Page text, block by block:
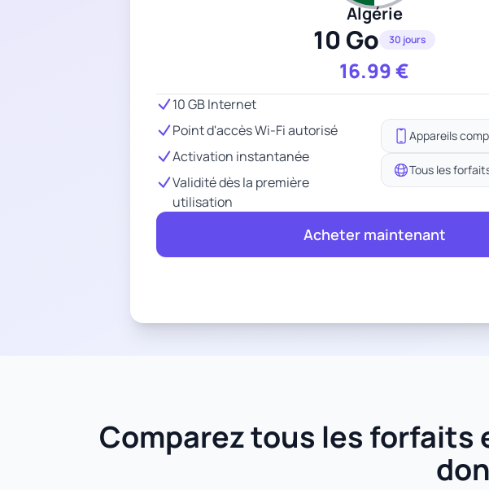
Algérie
10 Go 30 jours
16.99€
10 GB Internet
Point d'accès Wi-Fi autorisé
Activation instantanée
Validité dès la première
utilisation
Appareils
Tous les
Acheter maintenant
Comparez tous les forfaits